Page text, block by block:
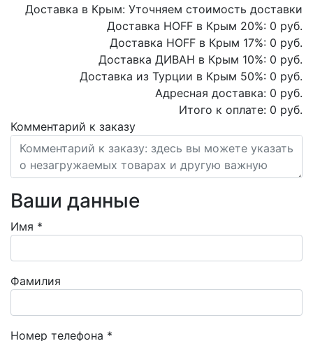
Доставка в Крым: Уточняем стоимость доставки
Доставка HOFF в Крым 20%: 0 руб.
Доставка HOFF в Крым 17%: 0 руб.
Доставка ДИВАН в Крым 10%: 0 руб.
Доставка из Турции в Крым 50%: 0 руб.
Адресная доставка: 0 руб.
Итого к оплате: 0 руб.
Комментарий к заказу
Ваши данные
Имя *
Фамилия
Номер телефона *